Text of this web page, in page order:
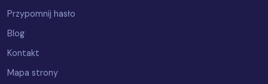
Przypomnij hasło
Blog
Kontakt
Mapa strony